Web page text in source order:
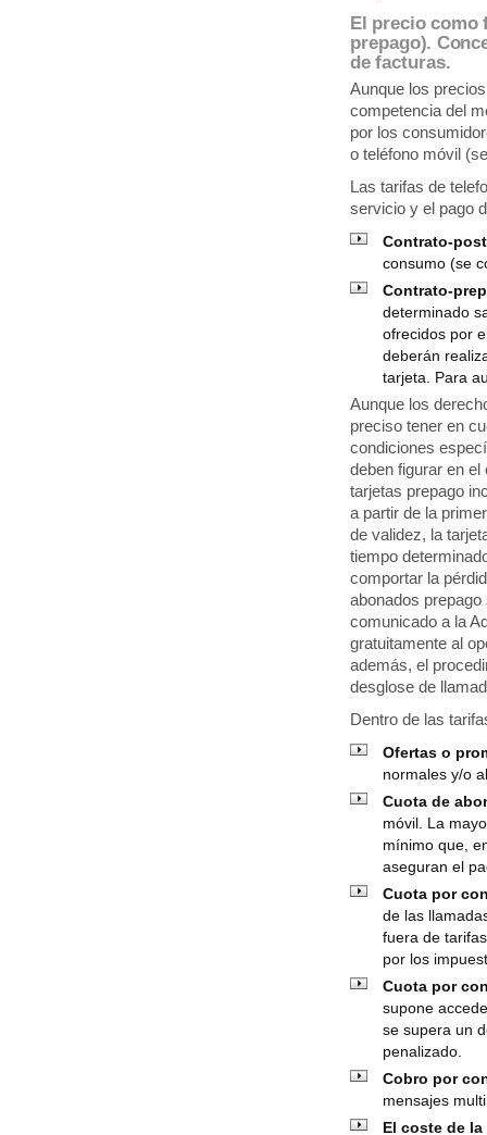
El precio como
prepago).
de facturas.
Aunque los
competencia del
por los
o teléfono móvil
Las tarifas de
servicio y el pago
Contrato-
consumo (se
Contrato-
determinado
ofrecidos por
deberán
tarjeta. Para
Aunque los
preciso tener en
condiciones
deben figurar en
tarjetas prepago
a partir de la
de validez, la
tiempo
comportar la
abonados
comunicado a la
gratuitamente al
además, el
desglose de
Dentro de las
Ofertas o
normales y/o
Cuota de
móvil. La
mínimo que,
aseguran el
Cuota por
de las
fuera de
por los
Cuota por
supone
se supera un
penalizado.
Cobro por
mensajes
El coste de